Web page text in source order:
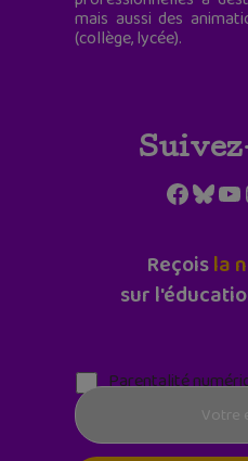
mais aussi des
(collège, lycée).
Reçoisla
sur
Parentalité